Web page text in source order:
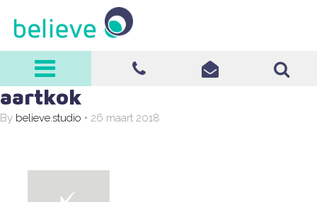
believe
aartkok
By believe.studio • 26 maart 2018